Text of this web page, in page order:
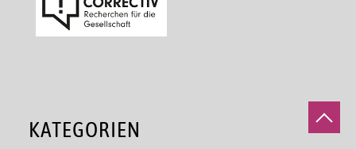
KATEGORIEN